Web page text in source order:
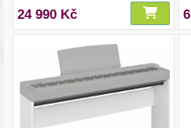
24 990 Kč